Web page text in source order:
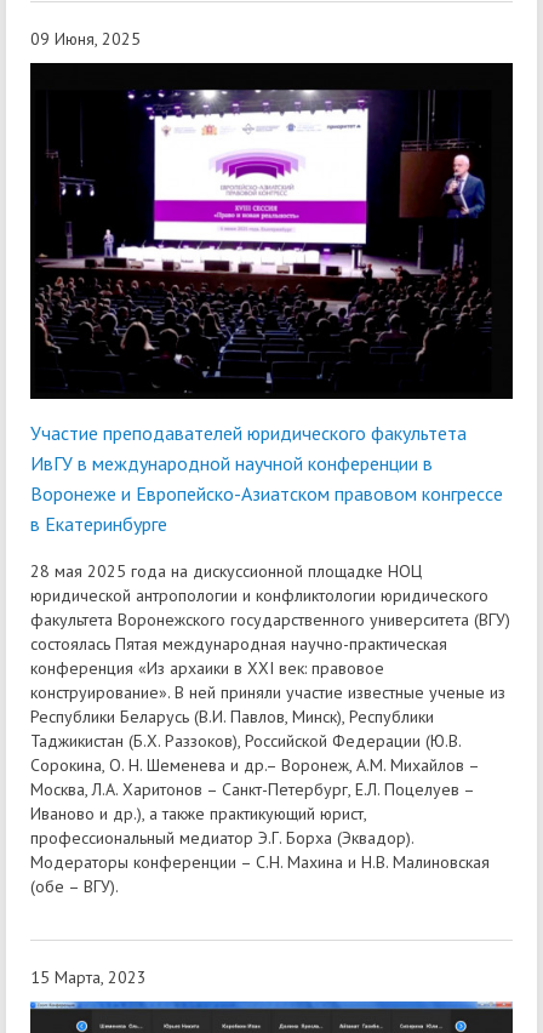
09 Июня, 2025
Участие преподавателей юридического факультета
ИвГУ в международной научной конференции в
Воронеже и Европейско-Азиатском правовом конгрессе
в Екатеринбурге
28 мая 2025 года на дискуссионной площадке НОЦ
юридической антропологии и конфликтологии юридического
факультета Воронежского государственного университета (ВГУ)
состоялась Пятая международная научно-практическая
конференция «Из архаики в XXI век: правовое
конструирование». В ней приняли участие известные ученые из
Республики Беларусь (В.И. Павлов, Минск), Республики
Таджикистан (Б.Х. Раззоков), Российской Федерации (Ю.В.
Сорокина, О. Н. Шеменева и др.– Воронеж, А.М. Михайлов –
Москва, Л.А. Харитонов – Санкт-Петербург, Е.Л. Поцелуев –
Иваново и др.), а также практикующий юрист,
профессиональный медиатор Э.Г. Борха (Эквадор).
Модераторы конференции – С.Н. Махина и Н.В. Малиновская
(обе – ВГУ).
15 Марта, 2023